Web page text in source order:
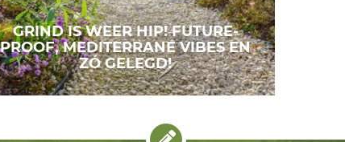
GRIND IS WEER HIP! FUTURE-
PROOF, MEDITERRANE VIBES EN
ZÓ GELEGD!